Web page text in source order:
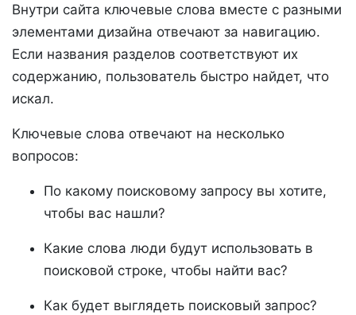
Внутри сайта ключевые слова вместе с разными
элементами дизайна отвечают за навигацию.
Если названия разделов соответствуют их
содержанию, пользователь быстро найдет, что
искал.
Ключевые слова отвечают на несколько
вопросов:
По какому поисковому запросу вы хотите,
чтобы вас нашли?
Какие слова люди будут использовать в
поисковой строке, чтобы найти вас?
Как будет выглядеть поисковый запрос?